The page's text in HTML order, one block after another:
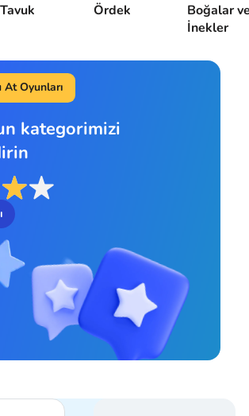
Tavuk Ördek
Boğalar
İnekler
Oyunları
kategorimizi